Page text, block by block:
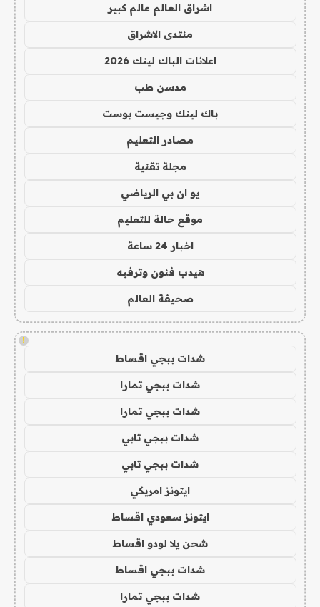
اشراق العالم عالم كبير
منتدى الاشراق
اعلانات الباك لينك 2026
مدسن طب
باك لينك وجيست بوست
مصادر التعليم
مجلة تقنية
يو ان بي الرياضي
موقع حالة للتعليم
اخبار 24 ساعة
هيدب فنون وترفيه
صحيفة العالم
!
شدات ببجي اقساط
شدات ببجي تمارا
شدات ببجي تمارا
شدات ببجي تابي
شدات ببجي تابي
ايتونز امريكي
ايتونز سعودي اقساط
شحن يلا لودو اقساط
شدات ببجي اقساط
شدات ببجي تمارا